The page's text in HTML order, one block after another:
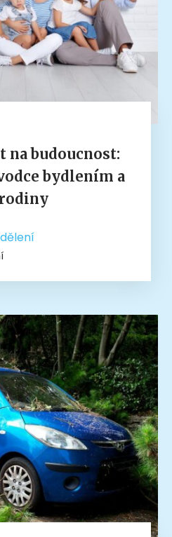
na budoucnost:
bydlením a